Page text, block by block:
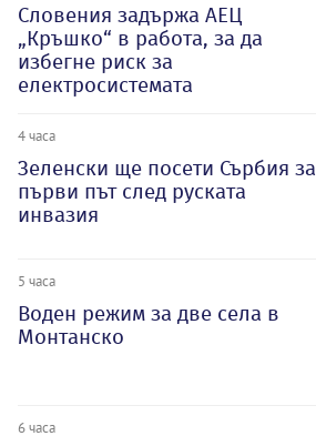
Словения задържа АЕЦ
„Кръшко“ в работа, за да
избегне риск за
електросистемата
4 часа
Зеленски ще посети Сърбия за
първи път след руската
инвазия
5 часа
Воден режим за две села в
Монтанско
6 часа